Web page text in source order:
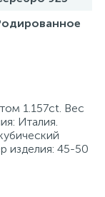
1.157ct. Вес
Италия.
изделия: 45-50
свое